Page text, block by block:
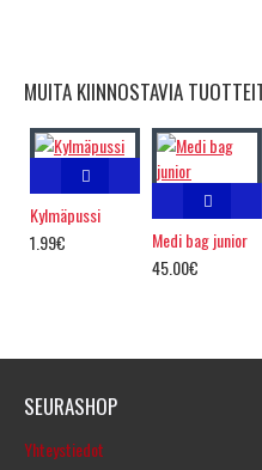
MUITA KIINNOSTAVIA
Kylmäpussi
1.99€
Medi bag junior
45.00€
SEURASHOP
Yhteystiedot